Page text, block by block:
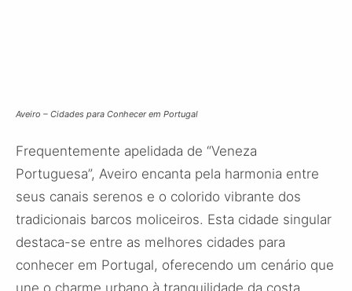
Aveiro – Cidades para Conhecer em Portugal
Frequentemente apelidada de “Veneza
Portuguesa”, Aveiro encanta pela harmonia entre
seus canais serenos e o colorido vibrante dos
tradicionais barcos moliceiros. Esta cidade singular
destaca-se entre as melhores cidades para
conhecer em Portugal, oferecendo um cenário que
une o charme urbano à tranquilidade da costa.